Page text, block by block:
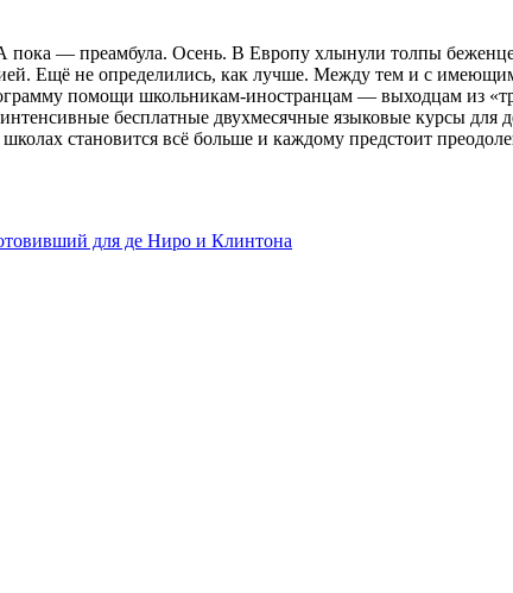
пока — преамбула. Осень. В Европу хлынули толпы
Ещё не определились, как лучше. Между тем и с
помощи школьникам-иностранцам — выходцам из
бесплатные двухмесячные языковые курсы
становится всё больше и каждому предстоит
для де Ниро и Клинтона